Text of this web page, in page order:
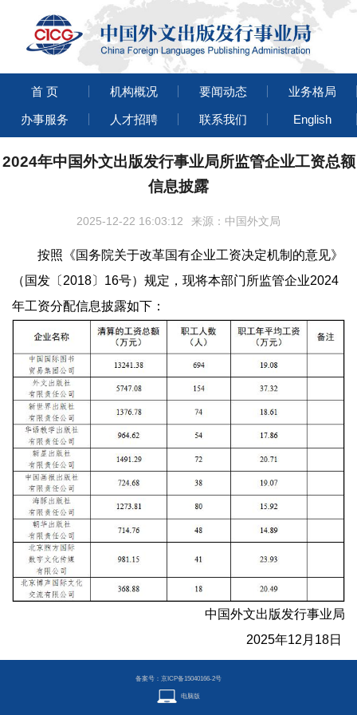
首 页 机构概况 要闻动态 业务格局
办事服务 人才招聘 联系我们 English
2024年中国外文出版发行事业局所监管企业工资总额
信息披露
2025-12-22 16:03:12 来源：中国外文局
按照《国务院关于改革国有企业工资决定机制的意见》
（国发〔2018〕16号）规定，现将本部门所监管企业2024
年工资分配信息披露如下：
中国外文出版发行事业局
2025年12月18日
备案号：京ICP备15040166-2号
电脑版